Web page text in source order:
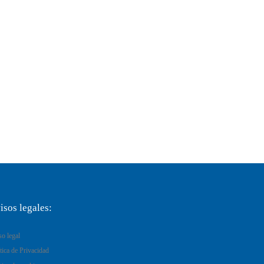
legales:
legal
de Privacidad